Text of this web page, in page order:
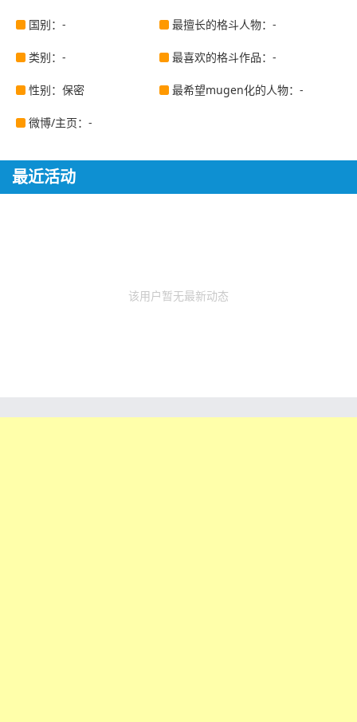
国别：-
类别：-
性别：保密
微博/主页：-
最擅长的格斗人物：-
最喜欢的格斗作品：-
最希望mugen化的人物：-
最近活动
该用户暂无最新动态